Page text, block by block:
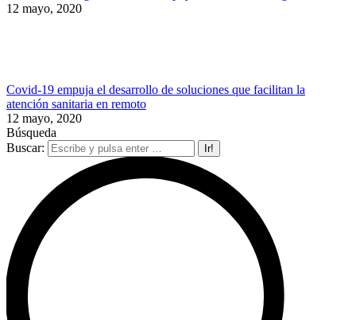
12 mayo, 2020
Covid-19 empuja el desarrollo de soluciones que facilitan la
atención sanitaria en remoto
12 mayo, 2020
Búsqueda
Buscar: